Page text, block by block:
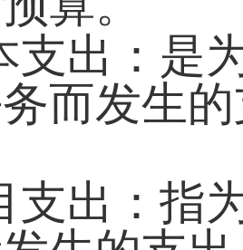
支出：是
而发生
支出：指